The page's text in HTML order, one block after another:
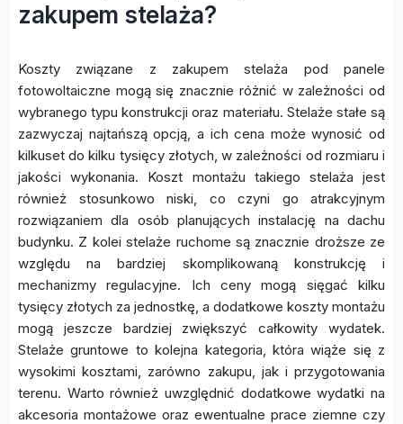
zakupem stelaża?
Koszty związane z zakupem stelaża pod panele
fotowoltaiczne mogą się znacznie różnić w zależności od
wybranego typu konstrukcji oraz materiału. Stelaże stałe są
zazwyczaj najtańszą opcją, a ich cena może wynosić od
kilkuset do kilku tysięcy złotych, w zależności od rozmiaru i
jakości wykonania. Koszt montażu takiego stelaża jest
również stosunkowo niski, co czyni go atrakcyjnym
rozwiązaniem dla osób planujących instalację na dachu
budynku. Z kolei stelaże ruchome są znacznie droższe ze
względu na bardziej skomplikowaną konstrukcję i
mechanizmy regulacyjne. Ich ceny mogą sięgać kilku
tysięcy złotych za jednostkę, a dodatkowe koszty montażu
mogą jeszcze bardziej zwiększyć całkowity wydatek.
Stelaże gruntowe to kolejna kategoria, która wiąże się z
wysokimi kosztami, zarówno zakupu, jak i przygotowania
terenu. Warto również uwzględnić dodatkowe wydatki na
akcesoria montażowe oraz ewentualne prace ziemne czy